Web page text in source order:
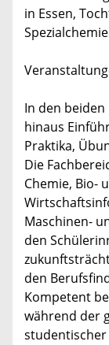
in Essen,
In den
hinaus
Praktika,
Die
Chemie, Bio-
Maschinen-
den
den
Kompetent
während der